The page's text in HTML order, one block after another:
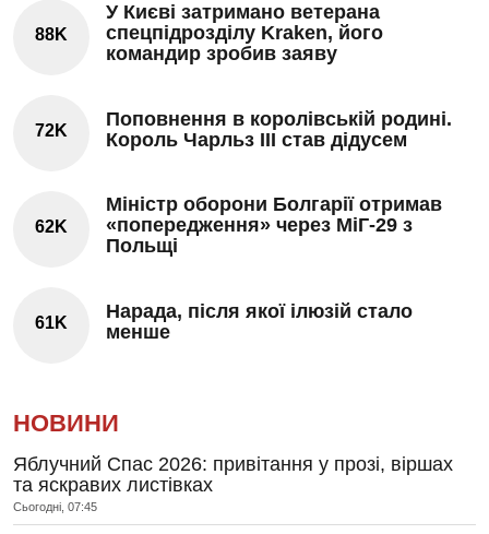
88K
У Києві затримано ветерана
спецпідрозділу Kraken, його
командир зробив заяву
72K
Поповнення в королівській родині.
Король Чарльз III став дідусем
62K
Міністр оборони Болгарії отримав
«попередження» через МіГ-29 з
Польщі
61K
Нарада, після якої ілюзій стало
менше
НОВИНИ
Яблучний Спас 2026: привітання у прозі, віршах
та яскравих листівках
Сьогодні, 07:45